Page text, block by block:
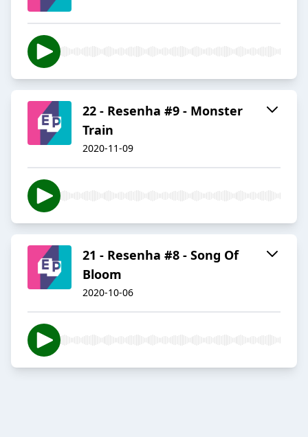
22 - Resenha #9 - Monster
Train
2020-11-09
21 - Resenha #8 - Song Of
Bloom
2020-10-06